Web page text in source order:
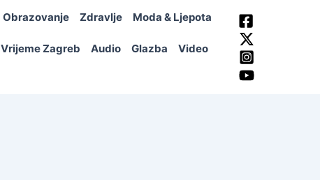
Obrazovanje Zdravlje Moda & Ljepota
Vrijeme Zagreb Audio Glazba Video